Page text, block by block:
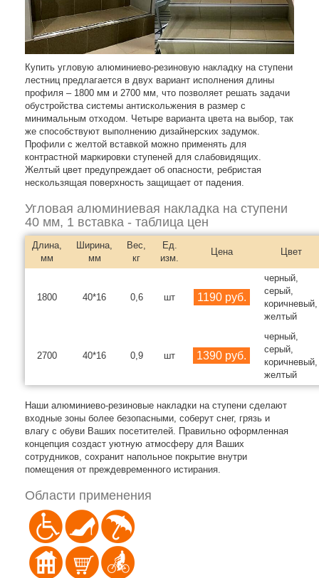
Купить угловую алюминиево-резиновую накладку на ступени
лестниц предлагается в двух вариант исполнения длины
профиля – 1800 мм и 2700 мм, что позволяет решать задачи
обустройства системы антискольжения в размер с
минимальным отходом. Четыре варианта цвета на выбор, так
же способствуют выполнению дизайнерских задумок.
Профили с желтой вставкой можно применять для
контрастной маркировки ступеней для слабовидящих.
Желтый цвет предупреждает об опасности, ребристая
нескользящая поверхность защищает от падения.
Угловая алюминиевая накладка на ступени
40 мм, 1 вставка - таблица цен
Длина,
мм
Ширина,
мм
Вес,
кг
Ед.
изм.
Цена Цвет
1800 40*16 0,6 шт 1190 руб.
черный,
серый,
коричневый,
желтый
2700 40*16 0,9 шт 1390 руб.
черный,
серый,
коричневый,
желтый
Наши алюминиево-резиновые накладки на ступени сделают
входные зоны более безопасными, соберут снег, грязь и
влагу с обуви Ваших посетителей. Правильно оформленная
концепция создаст уютную атмосферу для Ваших
сотрудников, сохранит напольное покрытие внутри
помещения от преждевременного истирания.
Области применения